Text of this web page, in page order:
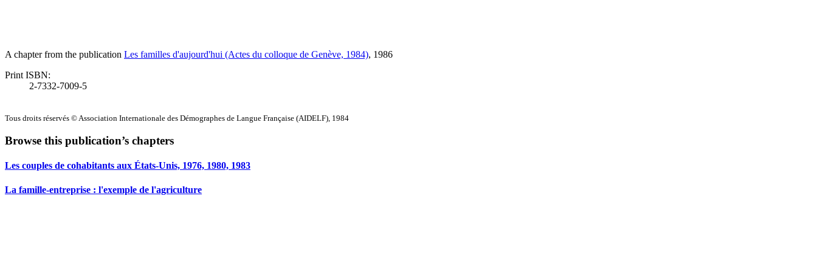
A chapter from the publication Les familles d'aujourd'hui (Actes du colloque de Genève, 1984), 1986
Print ISBN:
2-7332-7009-5
Tous droits réservés © Association Internationale des Démographes de Langue Française (AIDELF), 1984
Browse this publication’s chapters
Les couples de cohabitants aux États-Unis, 1976, 1980, 1983
La famille-entreprise : l'exemple de l'agriculture